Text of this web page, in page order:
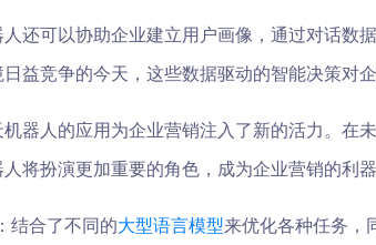
还可以协助企业建立用户画像，通过对话数
益竞争的今天，这些数据驱动的智能决策对企
器人的应用为企业营销注入了新的活力。在
将扮演更加重要的角色，成为企业营销的利器
结合了不同的大型语言模型来优化各种任务，